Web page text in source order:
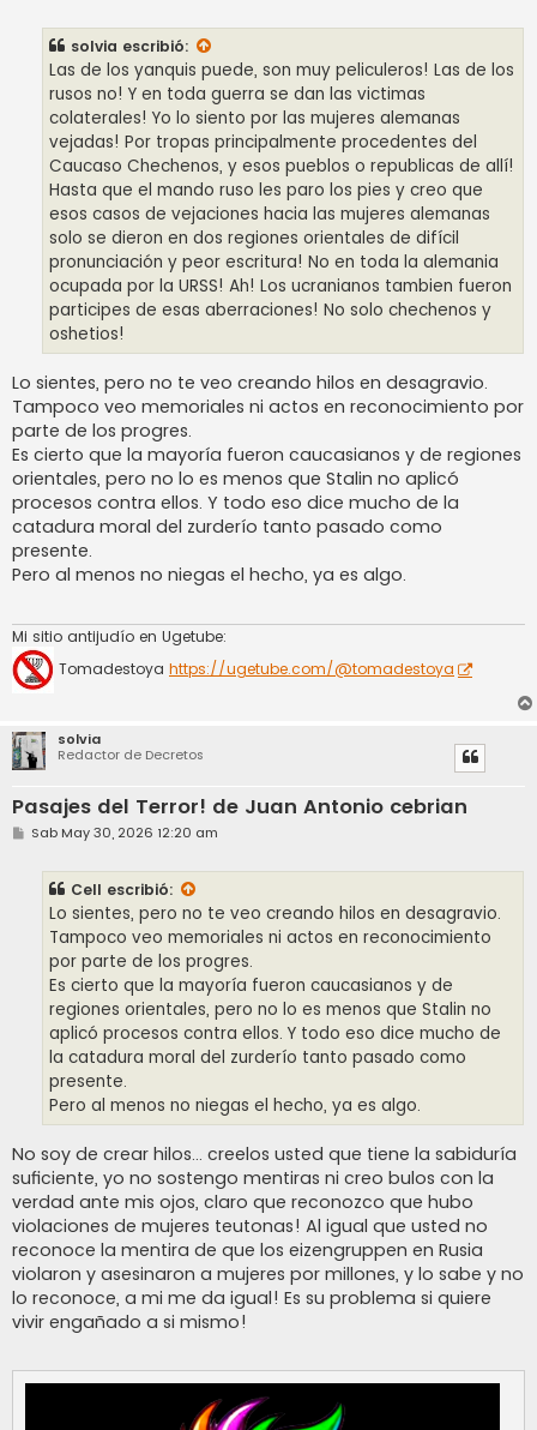
solvia escribió:
Las de los yanquis puede, son muy peliculeros! Las de los
rusos no! Y en toda guerra se dan las victimas
colaterales! Yo lo siento por las mujeres alemanas
vejadas! Por tropas principalmente procedentes del
Caucaso Chechenos, y esos pueblos o republicas de allí!
Hasta que el mando ruso les paro los pies y creo que
esos casos de vejaciones hacia las mujeres alemanas
solo se dieron en dos regiones orientales de difícil
pronunciación y peor escritura! No en toda la alemania
ocupada por la URSS! Ah! Los ucranianos tambien fueron
participes de esas aberraciones! No solo chechenos y
oshetios!
Lo sientes, pero no te veo creando hilos en desagravio.
Tampoco veo memoriales ni actos en reconocimiento por
parte de los progres.
Es cierto que la mayoría fueron caucasianos y de regiones
orientales, pero no lo es menos que Stalin no aplicó
procesos contra ellos. Y todo eso dice mucho de la
catadura moral del zurderío tanto pasado como
presente.
Pero al menos no niegas el hecho, ya es algo.
Mi sitio antijudío en Ugetube:
Tomadestoya https://ugetube.com/@tomadestoya
solvia
Redactor de Decretos
Pasajes del Terror! de Juan Antonio cebrian
M
Sab May 30, 2026 12:20 am
Cell escribió:
Lo sientes, pero no te veo creando hilos en desagravio.
Tampoco veo memoriales ni actos en reconocimiento
por parte de los progres.
Es cierto que la mayoría fueron caucasianos y de
regiones orientales, pero no lo es menos que Stalin no
aplicó procesos contra ellos. Y todo eso dice mucho de
la catadura moral del zurderío tanto pasado como
presente.
Pero al menos no niegas el hecho, ya es algo.
No soy de crear hilos... creelos usted que tiene la sabiduría
suficiente, yo no sostengo mentiras ni creo bulos con la
verdad ante mis ojos, claro que reconozco que hubo
violaciones de mujeres teutonas! Al igual que usted no
reconoce la mentira de que los eizengruppen en Rusia
violaron y asesinaron a mujeres por millones, y lo sabe y no
lo reconoce, a mi me da igual! Es su problema si quiere
vivir engañado a si mismo!